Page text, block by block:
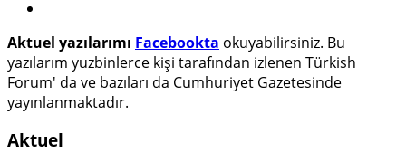
Aktuel yazılarımı Facebookta okuyabilirsiniz. Bu
yazılarım yuzbinlerce kişi tarafından izlenen Türkish
Forum' da ve bazıları da Cumhuriyet Gazetesinde
yayınlanmaktadır.
Aktuel